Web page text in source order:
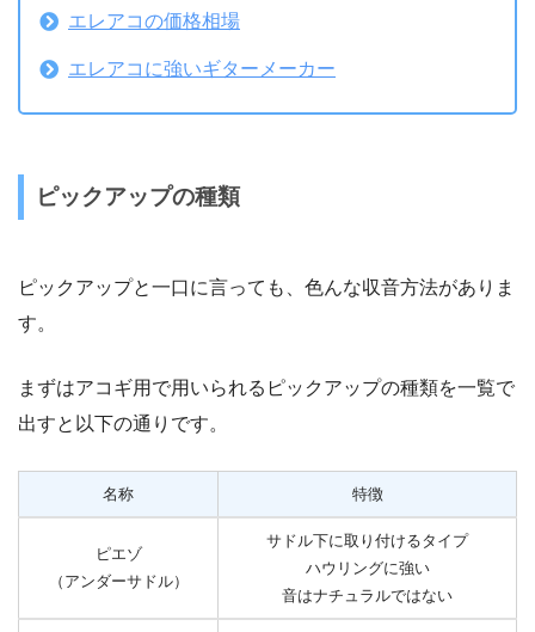
エレアコの価格相場
エレアコに強いギターメーカー
ピックアップの種類
ピックアップと一口に言っても、色んな収音方法がありま
す。
まずはアコギ用で用いられるピックアップの種類を一覧で
出すと以下の通りです。
名称 特徴
ピエゾ
（アンダーサドル）
サドル下に取り付けるタイプ
ハウリングに強い
音はナチュラルではない